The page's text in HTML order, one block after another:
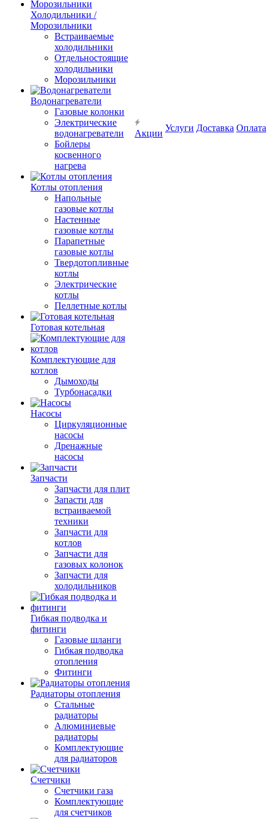
Холодильники /
Морозильники
Встраиваемые
холодильники
Отдельностоящие
холодильники
Морозильники
Водонагреватели
Газовые колонки
Электрические
водонагреватели
Бойлеры
косвенного
нагрева
Котлы отопления
Напольные
газовые котлы
Настенные
газовые котлы
Парапетные
газовые котлы
Твердотопливные
котлы
Электрические
котлы
Пеллетные котлы
Готовая котельная
Комплектующие для
котлов
Дымоходы
Турбонасадки
Насосы
Циркуляционные
насосы
Дренажные
насосы
Запчасти
Запчасти для плит
Запасти для
встраиваемой
техники
Запчасти для
котлов
Запчасти для
газовых колонок
Запчасти для
холодильников
Гибкая подводка и
фитинги
Газовые шланги
Гибкая подводка
отопления
Фитинги
Радиаторы отопления
Стальные
радиаторы
Алюминиевые
радиаторы
Комплектующие
для радиаторов
Счетчики
Счетчики газа
Комплектующие
для счетчиков
Акции
Услуги Доставка Оплата